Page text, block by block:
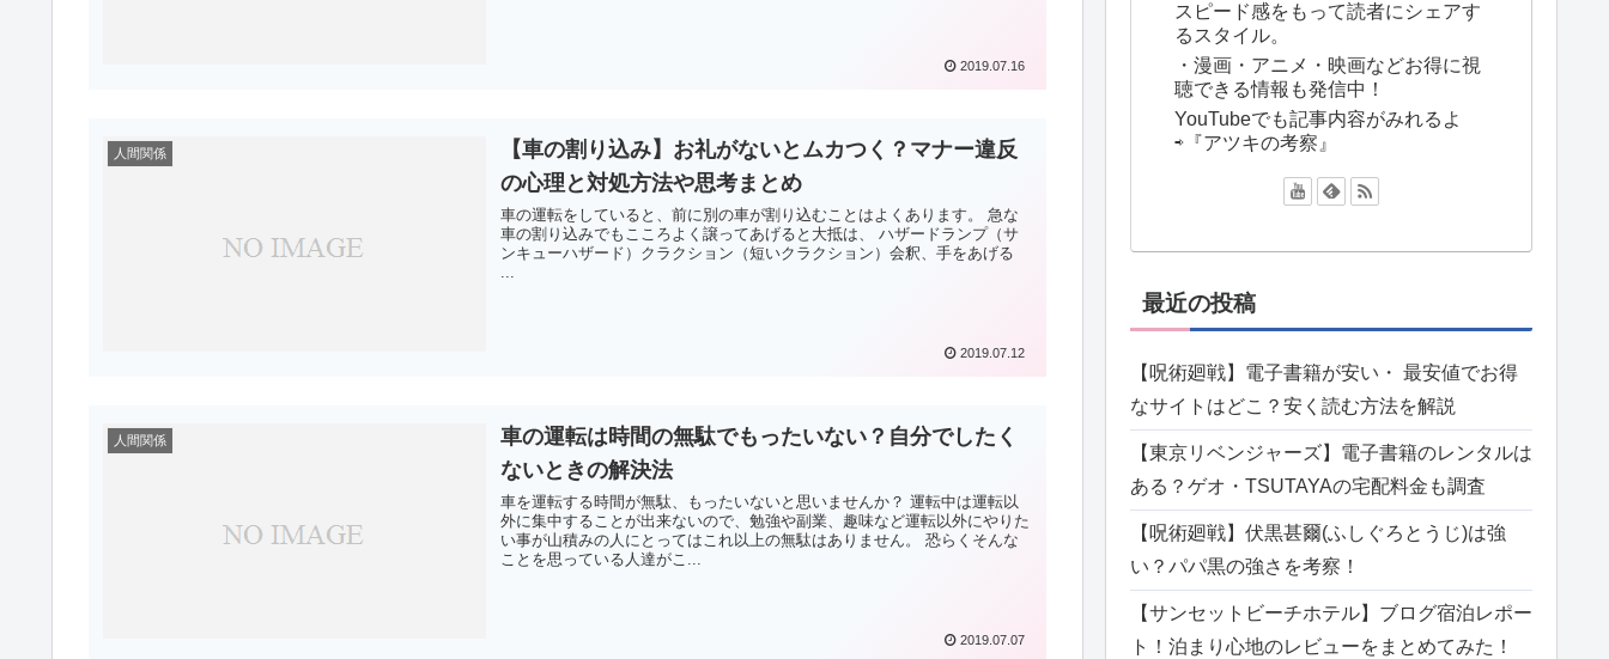
2019.07.16
人間関係
【車の割り込み】お礼がないとムカつく？マナー違反
の心理と対処方法や思考まとめ
車の運転をしていると、前に別の車が割り込むことはよくあります。 急な
車の割り込みでもこころよく譲ってあげると大抵は、 ハザードランプ（サ
ンキューハザード）クラクション（短いクラクション）会釈、手をあげる
2019.07.12
人間関係
車の運転は時間の無駄でもったいない？自分でしたく
ないときの解決法
車を運転する時間が無駄、もったいないと思いませんか？ 運転中は運転以
外に集中することが出来ないので、勉強や副業、趣味など運転以外にやりた
い事が山積みの人にとってはこれ以上の無駄はありません。 恐らくそんな
ことを思っている人達がこ...
2019.07.07
スピード感をもって読者にシェアす
るスタイル。
・漫画・アニメ・映画などお得に視
聴できる情報も発信中！
YouTubeでも記事内容がみれるよ
⇨『アツキの考察』
最近の投稿
【呪術廻戦】電子書籍が安い・ 最安値でお得
なサイトはどこ？安く読む方法を解説
【東京リベンジャーズ】電子書籍のレンタルは
ある？ゲオ・TSUTAYAの宅配料金も調査
【呪術廻戦】伏黒甚爾(ふしぐろとうじ)は強
い？パパ黒の強さを考察！
【サンセットビーチホテル】ブログ宿泊レポー
ト！泊まり心地のレビューをまとめてみた！